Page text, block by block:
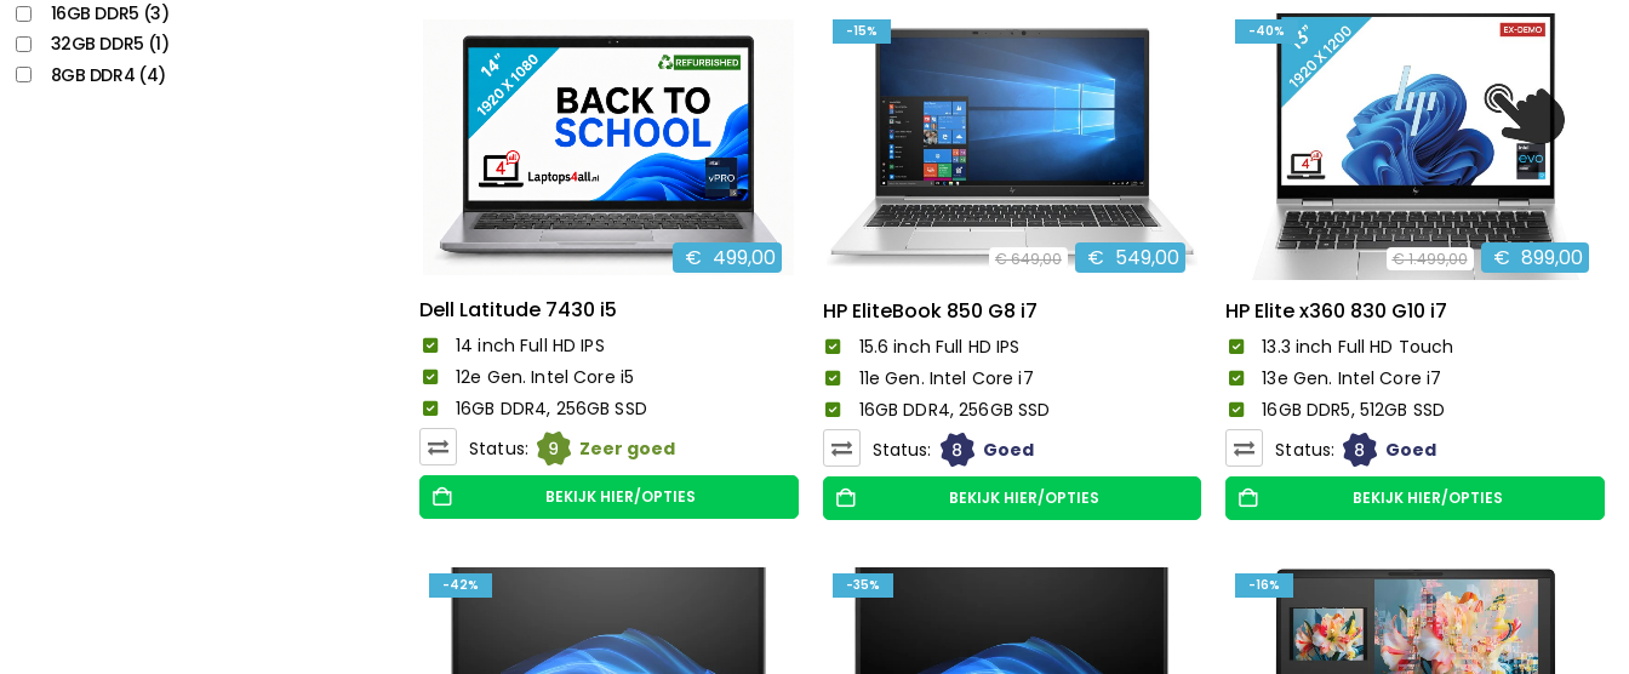
€ 499,00
Dell Latitude 7430 i5
14 inch Full HD IPS
12e Gen. Intel Core i5
16GB DDR4, 256GB SSD
Status:
9 Zeer goed
BEKIJK HIER/OPTIES
-15%
€649,00 € 549,00
HP EliteBook 850 G8 i7
15.6 inch Full HD IPS
11e Gen. Intel Core i7
16GB DDR4, 256GB SSD
Status:
8 Goed
BEKIJK HIER/OPTIES
-40%
€1.499,00 € 899,00
HP Elite x360 830 G10 i7
13.3 inch Full HD Touch
13e Gen. Intel Core i7
16GB DDR5, 512GB SSD
Status:
8 Goed
BEKIJK HIER/OPTIES
-42% -35% -16%
16GB DDR5 (3)
32GB DDR5 (1)
8GB DDR4 (4)